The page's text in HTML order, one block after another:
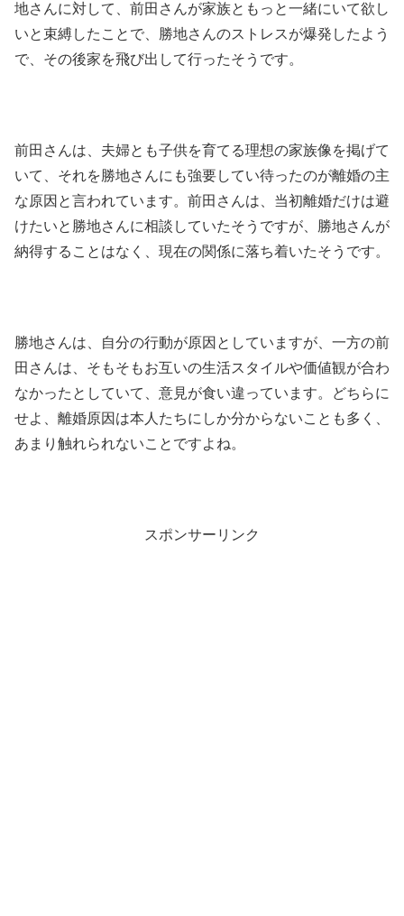
地さんに対して、前田さんが家族ともっと一緒にいて欲し
いと束縛したことで、勝地さんのストレスが爆発したよう
で、その後家を飛び出して行ったそうです。
前田さんは、夫婦とも子供を育てる理想の家族像を掲げて
いて、それを勝地さんにも強要してい待ったのが離婚の主
な原因と言われています。前田さんは、当初離婚だけは避
けたいと勝地さんに相談していたそうですが、勝地さんが
納得することはなく、現在の関係に落ち着いたそうです。
勝地さんは、自分の行動が原因としていますが、一方の前
田さんは、そもそもお互いの生活スタイルや価値観が合わ
なかったとしていて、意見が食い違っています。どちらに
せよ、離婚原因は本人たちにしか分からないことも多く、
あまり触れられないことですよね。
スポンサーリンク